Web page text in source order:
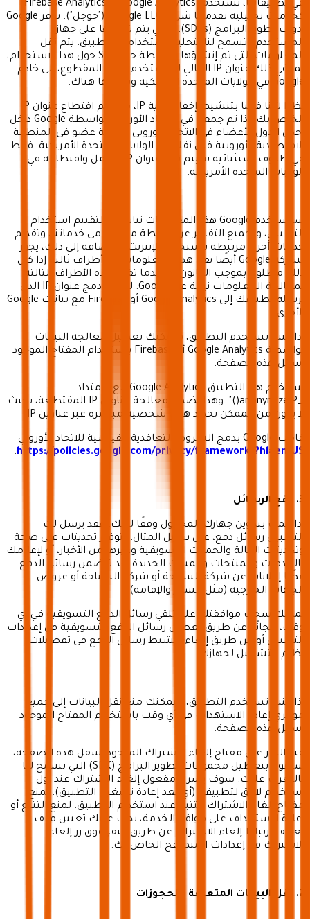
كخدمات تحليلية تقدمها شركة Google LLC. ("جوجل"). توفر Google
أدوات تطوير البرامج (SDKs)، والتي يتم تخزينها على جهاز
المستخدم وتسمح لنا بتحليل استخدامه للتطبيق. يتم نقل
المعلومات التي تم إنشاؤها بواسطة حزم SDK حول هذا الاستخدام،
بما في ذلك عنوان IP الحالي للمستخدم ولكن المقطوع، إلى خادم
Google في الولايات المتحدة الأمريكية وتخزينها هناك.
نظرًا لأننا قمنا بتنشيط إخفاء هوية IP، فسيتم اقتطاع عنوان IP
الخاص بك، إذا تم جمعه في الاتحاد الأوروبي، بواسطة Google داخل
إحدى الدول الأعضاء في الاتحاد الأوروبي أو دولة عضو في المنطقة
الاقتصادية الأوروبية قبل نقله إلى الولايات المتحدة الأمريكية. فقط
في ظروف استثنائية سيتم نقل عنوان IP الكامل واقتطاعه في
الولايات المتحدة الأمريكية.
ستستخدم Google هذه المعلومات نيابةً عنا لتقييم استخدام
التطبيق، وتجميع التقارير عن أنشطة مستخدمي خدماتنا، وتقديم
خدمات أخرى مرتبطة باستخدام الإنترنت. بالإضافة إلى ذلك، يجوز
لشركة Google أيضًا نقل هذه المعلومات إلى أطراف ثالثة إذا كان
ذلك مطلوبًا بموجب القانون أو عندما تقوم هذه الأطراف الثالثة
بمعالجة المعلومات نيابة عن Google. لن يتم دمج عنوان IP الذي
يرسله تطبيقك إلى Google Analytics أو Firebase مع بيانات Google
الأخرى.
إذا كنت تستخدم التطبيق، فيمكنك تعطيل معالجة البيانات
بواسطة Google Analytics أو Firebase باستخدام المفتاح الموجود
أسفل هذه الصفحة.
يستخدم هذا التطبيق Google Analytics مع الامتداد
"_anonymizeIP()". وهذا يضمن معالجة عناوين IP المقتطعة، بحيث
لا يكون من الممكن تحديد هوية شخصية مباشرة عبر عناوين IP.
قامت Google بدمج الشروط التعاقدية القياسية للاتحاد الأوروبي
https://policies.google.com/privacy/frameworks?hl=en-US
.
3. دفع الرسائل
إذا قمت بتكوين جهازك المحمول وفقًا لذلك، فقد يرسل لك
التطبيق رسائل دفع، على سبيل المثال. لتوفير تحديثات على صحة
وتحديثات الحالة والحملات التسويقية وغيرها من الأخبار، أو لإعلامك
بالخدمات والمنتجات والميزات الجديدة. قد تتضمن رسائل الدفع
أيضًا إعلانات عن شركة السياحة أو شركة السياحة أو عروض
الجهات الخارجية (مثل السفر والإقامة).
يمكنك سحب موافقتك على تلقي رسائل الدفع التسويقية في أي
وقت، مجانًا، عن طريق تعطيل رسائل الدفع التسويقية في إعدادات
التطبيق أو عن طريق إلغاء تنشيط رسائل الدفع في تفضيلات
نظام التشغيل لجهازك.
إذا كنت تستخدم التطبيق، فيمكنك منع نقل البيانات إلى جميع
موفري إعادة الاستهداف في أي وقت باستخدام المفتاح الموجود
أسفل هذه الصفحة.
عند النقر على مفتاح إلغاء الاشتراك الموجود أسفل هذه الصفحة،
سنقوم بتعطيل مجموعات تطوير البرامج (SDK) التي تسمح لنا
بالتعرف عليك. سوف يسري مفعول إلغاء الاشتراك عند أول
استخدام لاحق لتطبيقنا (أي بعد إعادة تشغيل التطبيق). يمنع
مفتاح إلغاء الاشتراك التتبع عند استخدام التطبيق. لمنع التتبع أو
إعادة الاستهداف على مواقع الخدمة، يجب عليك تعيين ملف
تعريف ارتباط إلغاء الاشتراك عن طريق النقر فوق زر إلغاء
الاشتراك في إعدادات المتصفح الخاص بك.
2. نقل البيانات المتعلقة بالحجوزات